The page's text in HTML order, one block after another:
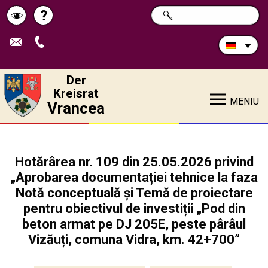
Schimbă
contrastul
Pagina
de
?
Durchsuchen
Sie
SUCHE
Der
Kreisrat
Vrancea MENIU
Hotărârea nr. 109 din 25.05.2026 privind
„Aprobarea documentației tehnice la faza
Notă conceptuală și Temă de proiectare
pentru obiectivul de investiții „Pod din
beton armat pe DJ 205E, peste pârâul
Vizăuți, comuna Vidra, km. 42+700”